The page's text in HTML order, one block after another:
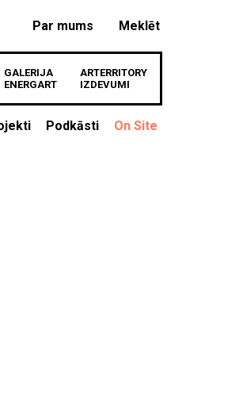
Par mums Meklēt
GALERIJA
ENERGART
ARTERRITORY
IZDEVUMI
Podkāsti On Site